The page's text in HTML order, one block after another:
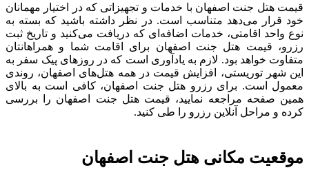
قیمت هتل جنت اصفهان با خدمات و تجهیزاتی که در اختیار مهمانان
خود قرار می‌دهد متناسب است. در نظر داشته باشید که بسته به
نوع واحد اقامتی، خدمات اضافه‌ای که دریافت می‌کنید و تاریخ ثبت
رزرو، قیمت هتل جنت اصفهان برای اقامت شما و همراهانتان
متفاوت خواهد بود. لازم به یادآوری است که در روزهای پیک سفر به
این شهر توریستی، افزایش قیمت در همه هتل‌های اصفهان، روندی
معمول است. برای رزرو هتل جنت اصفهان، کافی است به بالای
همین صفحه مراجعه نمایید، قیمت هتل جنت اصفهان را بررسی
کرده و مراحل آنلاین رزرو را طی کنید.
موقعیت مکانی هتل جنت اصفهان